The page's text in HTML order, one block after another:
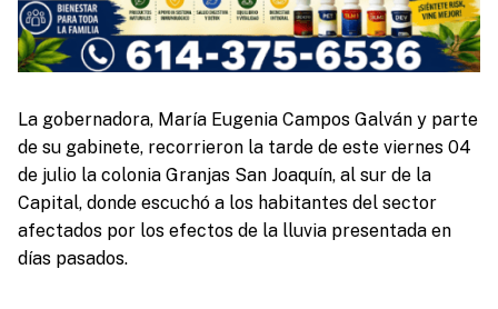
La gobernadora, María Eugenia Campos Galván y parte
de su gabinete, recorrieron la tarde de este viernes 04
de julio la colonia Granjas San Joaquín, al sur de la
Capital, donde escuchó a los habitantes del sector
afectados por los efectos de la lluvia presentada en
días pasados.